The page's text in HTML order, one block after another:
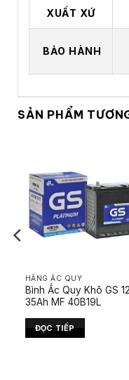
XUẤT XỨ
BẢO HÀNH
SẢN PHẨM
HÃNG ẮC QUY
Bình Ắc Quy Khô GS
35Ah MF 40B19L
ĐỌC TIẾP